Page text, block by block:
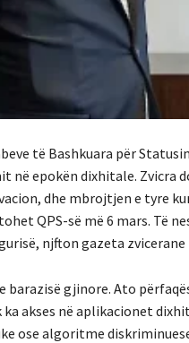
të Bashkuara për Statusin
epokën dixhitale. Zvicra
dhe mbrojtjen e tyre
QPS-së më 6 mars. Të
njfton gazeta zvicerane
gjinore. Ato
akses në aplikacionet
algoritme